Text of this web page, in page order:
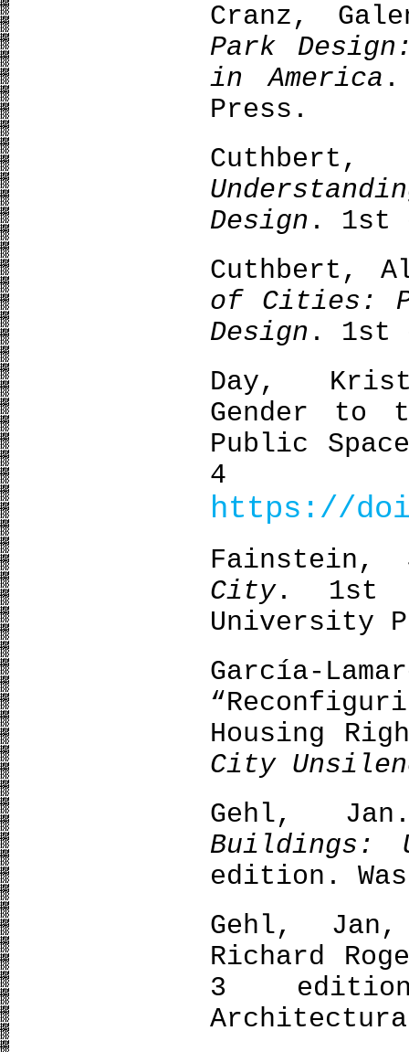
Cranz,
Park
in America .
Press.
Design . 1st
Cuthbert,
of Cities:
Design . 1st
Day,
Gender to
Public
4
https://
Fainstein,
City. 1st
University
García-
Housing
City
Gehl,
Buildings:
edition.
Gehl,
Richard
3